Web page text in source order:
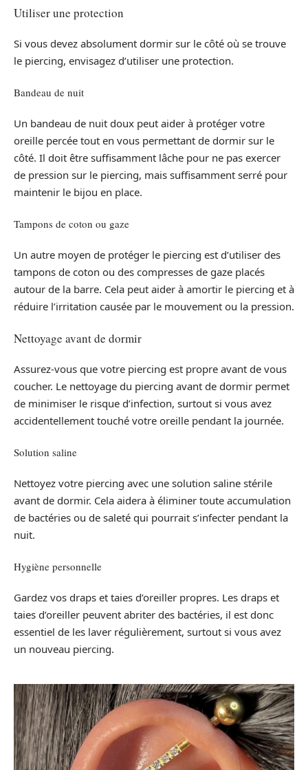
Utiliser une protection
Si vous devez absolument dormir sur le côté où se trouve
le piercing, envisagez d’utiliser une protection.
Bandeau de nuit
Un bandeau de nuit doux peut aider à protéger votre
oreille percée tout en vous permettant de dormir sur le
côté. Il doit être suffisamment lâche pour ne pas exercer
de pression sur le piercing, mais suffisamment serré pour
maintenir le bijou en place.
Tampons de coton ou gaze
Un autre moyen de protéger le piercing est d’utiliser des
tampons de coton ou des compresses de gaze placés
autour de la barre. Cela peut aider à amortir le piercing et à
réduire l’irritation causée par le mouvement ou la pression.
Nettoyage avant de dormir
Assurez-vous que votre piercing est propre avant de vous
coucher. Le nettoyage du piercing avant de dormir permet
de minimiser le risque d’infection, surtout si vous avez
accidentellement touché votre oreille pendant la journée.
Solution saline
Nettoyez votre piercing avec une solution saline stérile
avant de dormir. Cela aidera à éliminer toute accumulation
de bactéries ou de saleté qui pourrait s’infecter pendant la
nuit.
Hygiène personnelle
Gardez vos draps et taies d’oreiller propres. Les draps et
taies d’oreiller peuvent abriter des bactéries, il est donc
essentiel de les laver régulièrement, surtout si vous avez
un nouveau piercing.